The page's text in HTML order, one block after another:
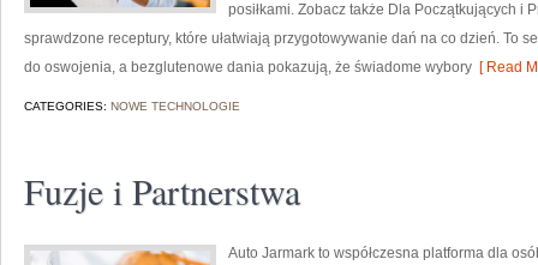
posiłkami. Zobacz także Dla Początkujących i
sprawdzone receptury, które ułatwiają przygotowywanie dań na co dzień. To
do oswojenia, a bezglutenowe dania pokazują, że świadome wybory [ Read
CATEGORIES: NOWE TECHNOLOGIE
Fuzje i Partnerstwa
Auto Jarmark to współczesna platforma dla